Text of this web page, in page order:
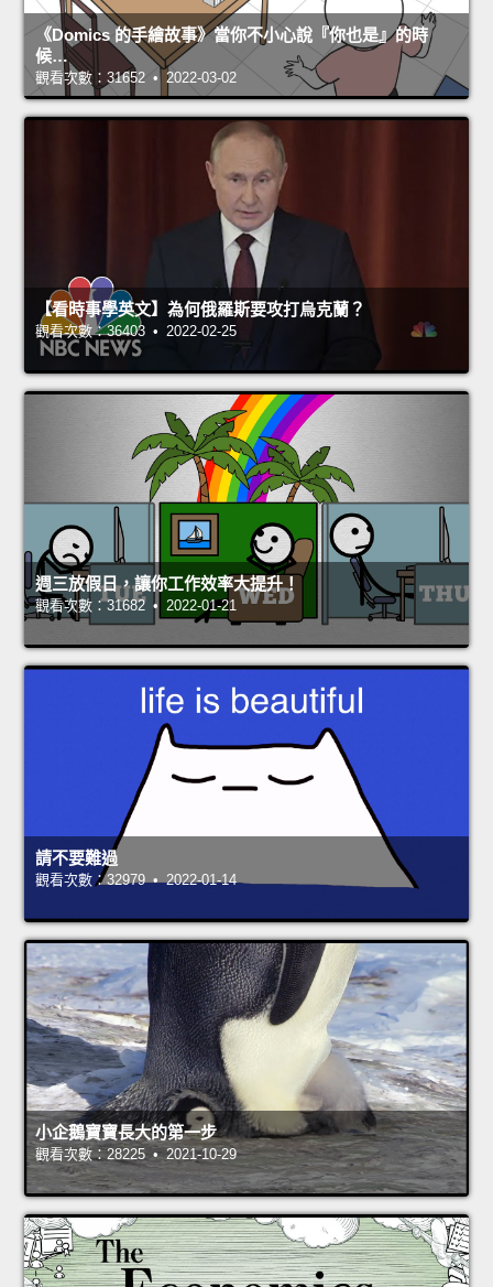
《Domics 的手繪故事》當你不小心說『你也是』的時
候…
觀看次數：31652 • 2022-03-02
【看時事學英文】為何俄羅斯要攻打烏克蘭？
觀看次數：36403 • 2022-02-25
週三放假日，讓你工作效率大提升！
觀看次數：31682 • 2022-01-21
請不要難過
觀看次數：32979 • 2022-01-14
小企鵝寶寶長大的第一步
觀看次數：28225 • 2021-10-29